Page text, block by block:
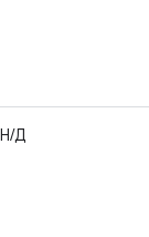
Н/Д